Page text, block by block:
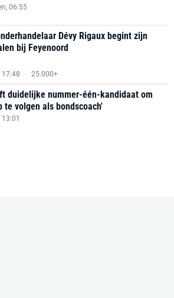
06:55
Dévy Rigaux begint zijn
bij Feyenoord
17:48 25.000+
duidelijke nummer-één-kandidaat om
te volgen als bondscoach'